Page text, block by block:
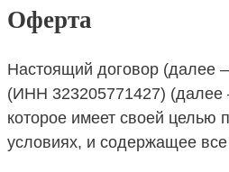
Оферта
Настоящий договор (далее
(ИНН 323205771427) (далее
которое имеет своей целью
условиях, и содержащее